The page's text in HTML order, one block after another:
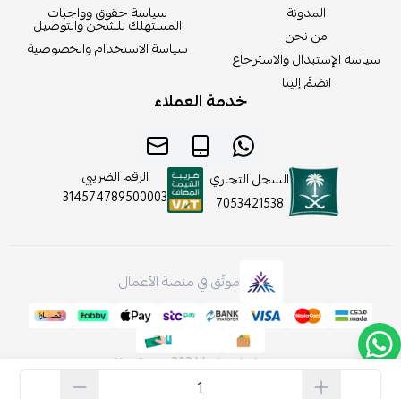
المدونة
من نحن
سياسة الإستبدال والاسترجاع
انضمَّ إلينا
سياسة حقوق وواجبات
المستهلك للشحن والتوصيل
سياسة الاستخدام والخصوصية
خدمة العملاء
السجل التجاري
7053421538
الرقم الضريبي
314574789500003
موثّق في منصة الأعمال
صنع بإتقان على | 2026 منصة سلة